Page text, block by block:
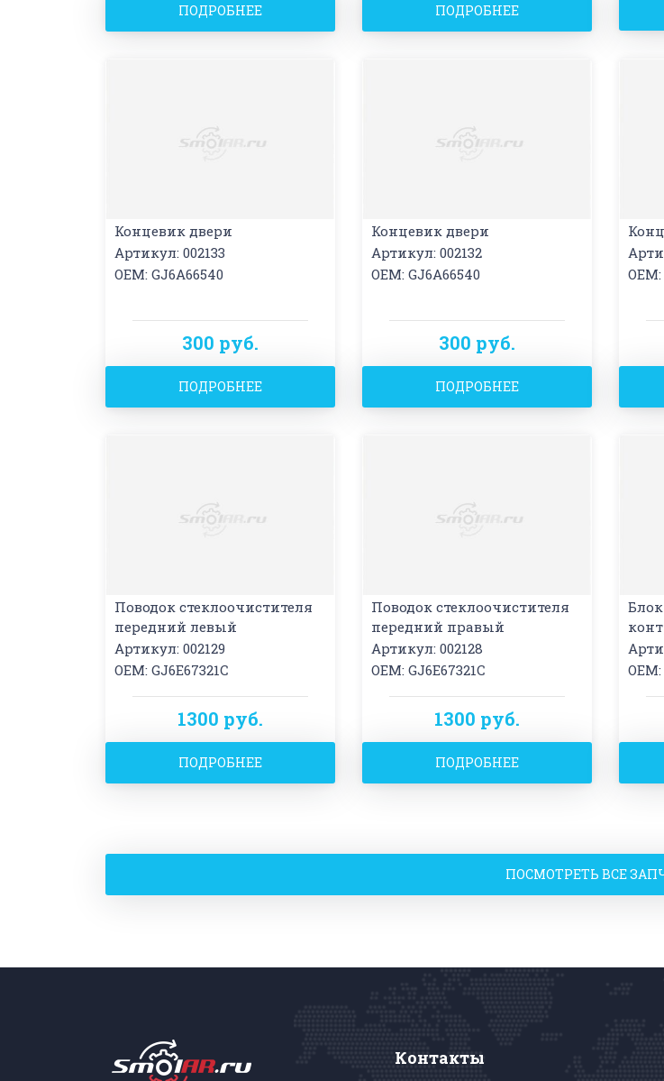
ПОДРОБНЕЕ ПОДРОБНЕЕ
Концевик двери
Артикул: 002133
OEM: GJ6A66540
300 руб.
ПОДРОБНЕЕ
Концевик двери
Артикул: 002132
OEM: GJ6A66540
300 руб.
ПОДРОБНЕЕ
Поводок стеклоочистителя
передний левый
Артикул: 002129
OEM: GJ6E67321C
1300 руб.
ПОДРОБНЕЕ
Поводок стеклоочистителя
передний правый
Артикул: 002128
OEM: GJ6E67321C
1300 руб.
ПОДРОБНЕЕ
ПОСМОТРЕТЬ ВСЕ
Контакты